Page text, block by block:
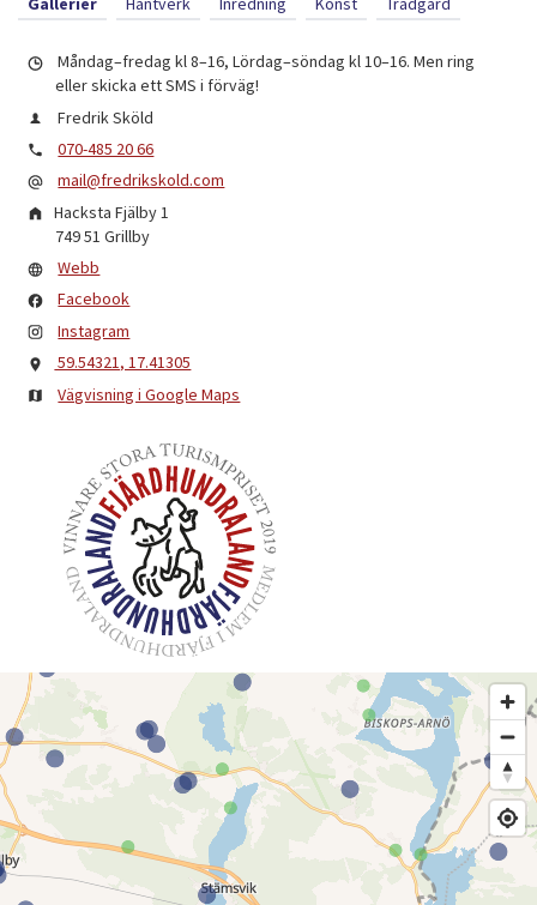
Måndag–fredag kl 8–16, Lördag–söndag kl 10–16. Men ring
eller skicka ett SMS i förväg!
Fredrik Sköld
070-485 20 66
mail@fredrikskold.com
Hacksta Fjälby 1
749 51 Grillby
Webb
Facebook
Instagram
59.54321, 17.41305
Vägvisning i Google Maps